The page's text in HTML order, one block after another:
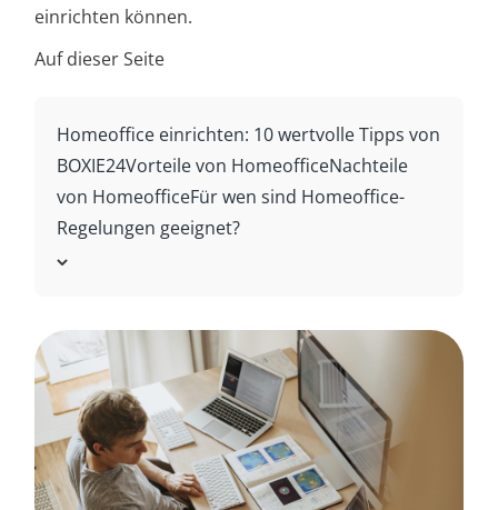
einrichten können.
Auf dieser Seite
Homeoffice einrichten: 10 wertvolle Tipps von
BOXIE24Vorteile von HomeofficeNachteile
von HomeofficeFür wen sind Homeoffice-
Regelungen geeignet?